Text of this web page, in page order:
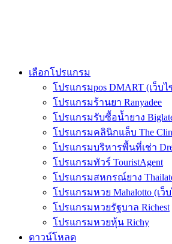
เลือกโปรแกรม
โปรแกรมpos DMART (เว็บ
โปรแกรมร้านยา Ranyadee
โปรแกรมรับซื้อน้ำยาง
โปรแกรมคลินิกแล็บ The
โปรแกรมบริหารพื้นที่เช่า
โปรแกรมทัวร์ TouristAgent
โปรแกรมสหกรณ์ยาง
โปรแกรมหวย Mahalotto (เว็
โปรแกรมหวยรัฐบาล Richest
โปรแกรมหวยหุ้น Richy
ดาวน์โหลด